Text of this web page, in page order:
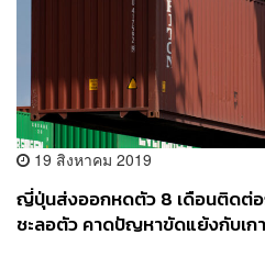
19 สิงหาคม 2019
ญี่ปุ่นส่งออกหดตัว 8 เดือนติดต่อ
ชะลอตัว คาดปัญหาขัดแย้งกับเ